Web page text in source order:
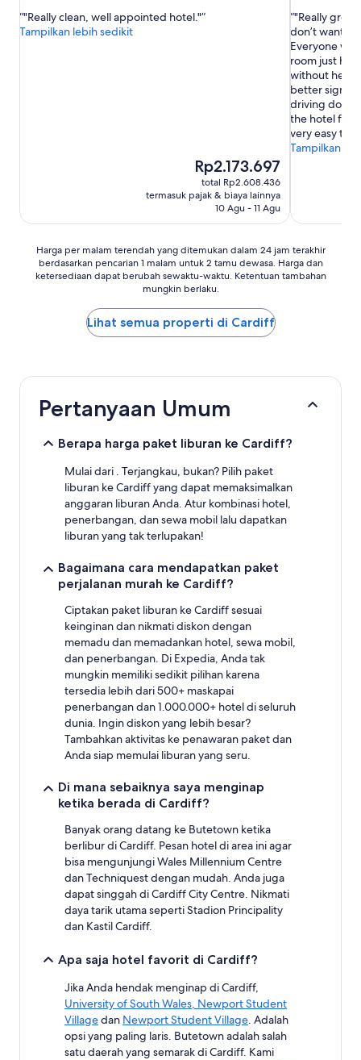
10,
Sempurna,
"Really clean, well appointed hotel."
Tampilkan lebih sedikit
Harga
sekarang
Rp2.173.697
Rp2.173.697
total Rp2.608.436
termasuk pajak & biaya lainnya
10 Agu - 11 Agu
10,
Luar
Biasa,
(1.247
ulasan)
"Really
don’t want
Everyone
room just
without
better
driving down
the hotel for
very easy to
Tampilkan
Harga
malam
terakhir
pencarian
malam
ketersediaan
berubah
sewaktu-
Ketentuan
tambahan
Harga per malam terendah yang ditemukan dalam 24 jam terakhir
berdasarkan pencarian 1 malam untuk 2 tamu dewasa. Harga dan
ketersediaan dapat berubah sewaktu-waktu. Ketentuan tambahan
mungkin berlaku.
Lihat semua properti di Cardiff
Pertanyaan Umum
Berapa harga paket liburan ke Cardiff?
Mulai dari . Terjangkau, bukan? Pilih paket
liburan ke Cardiff yang dapat memaksimalkan
anggaran liburan Anda. Atur kombinasi hotel,
penerbangan, dan sewa mobil lalu dapatkan
liburan yang tak terlupakan!
Bagaimana cara mendapatkan paket
perjalanan murah ke Cardiff?
Ciptakan paket liburan ke Cardiff sesuai
keinginan dan nikmati diskon dengan
memadu dan memadankan hotel, sewa mobil,
dan penerbangan. Di Expedia, Anda tak
mungkin memiliki sedikit pilihan karena
tersedia lebih dari 500+ maskapai
penerbangan dan 1.000.000+ hotel di seluruh
dunia. Ingin diskon yang lebih besar?
Tambahkan aktivitas ke penawaran paket dan
Anda siap memulai liburan yang seru.
Di mana sebaiknya saya menginap
ketika berada di Cardiff?
Banyak orang datang ke Butetown ketika
berlibur di Cardiff. Pesan hotel di area ini agar
bisa mengunjungi Wales Millennium Centre
dan Techniquest dengan mudah. Anda juga
dapat singgah di Cardiff City Centre. Nikmati
daya tarik utama seperti Stadion Principality
dan Kastil Cardiff.
Apa saja hotel favorit di Cardiff?
Jika Anda hendak menginap di Cardiff,
University of South Wales, Newport Student
Villagedan Newport Student Village. Adalah
opsi yang paling laris. Butetown adalah salah
satu daerah yang semarak di Cardiff. Kami